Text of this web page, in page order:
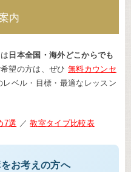
内
日本全国・海外どこからでも
望の方は、ぜひ無料カウンセ
ベル・目標・最適なレッスン
7選 ／教室タイプ比較表
お考えの方へ